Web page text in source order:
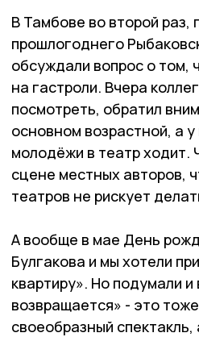
В Тамбове во второй раз,
прошлогоднего
обсуждали вопрос о том,
на гастроли. Вчера
посмотреть, обратил
основном возрастной, а
молодёжи в театр ходит.
сцене местных авторов,
театров не рискует
А вообще в мае День
Булгакова и мы хотели
квартиру». Но подумали
возвращается» - это
своеобразный спектакль,